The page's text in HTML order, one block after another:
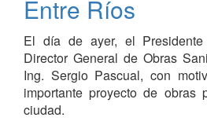
Municipal
Viviendas
Entre Ríos
El día de ayer, el
Director General de Obras
Ing. Sergio Pascual, con
importante proyecto de obras
ciudad.